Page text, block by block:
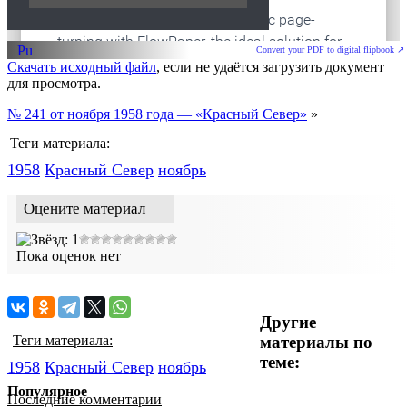
Convert your PDF to digital flipbook ↗
Скачать исходный файл, если не удаётся загрузить документ
для просмотра.
№ 241 от ноября 1958 года — «Красный Север» »
Теги материала:
1958 Красный Cевер ноябрь
Оцените материал
Пока оценок нет
Другие
материалы по
теме:
Теги материала:
1958 Красный Cевер ноябрь
Последние комментарии
Популярное